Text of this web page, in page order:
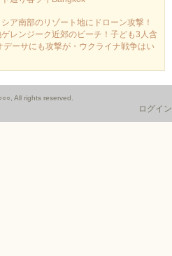
ア南部のリゾート地にドローン攻撃！
レンジーク近郊のビーチ！子ども3人含
デーサにも攻撃が・ウクライナ戦争はい
All rights reserved.
ログイン